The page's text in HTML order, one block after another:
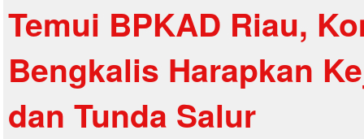
Temui BPKAD Riau,
Bengkalis Harapkan
dan Tunda Salur